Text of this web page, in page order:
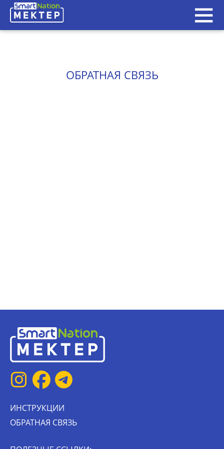
ОБРАТНАЯ СВЯЗЬ
ИНСТРУКЦИИ
ОБРАТНАЯ СВЯЗЬ